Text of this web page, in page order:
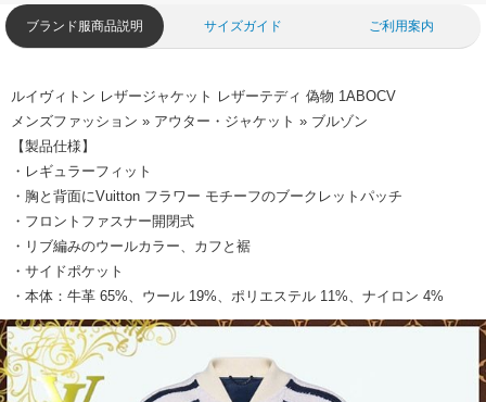
ブランド服商品説明 サイズガイド ご利用案内
ルイヴィトン レザージャケット レザーテディ 偽物 1ABOCV
メンズファッション » アウター・ジャケット » ブルゾン
【製品仕様】
・レギュラーフィット
・胸と背面にVuitton フラワー モチーフのブークレットパッチ
・フロントファスナー開閉式
・リブ編みのウールカラー、カフと裾
・サイドポケット
・本体：牛革 65%、ウール 19%、ポリエステル 11%、ナイロン 4%